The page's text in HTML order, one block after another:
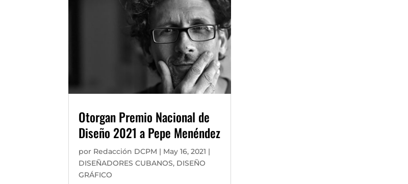
Otorgan Premio Nacional de
Diseño 2021 a Pepe Menéndez
por Redacción DCPM | May 16, 2021 |
DISEÑADORES CUBANOS, DISEÑO
GRÁFICO